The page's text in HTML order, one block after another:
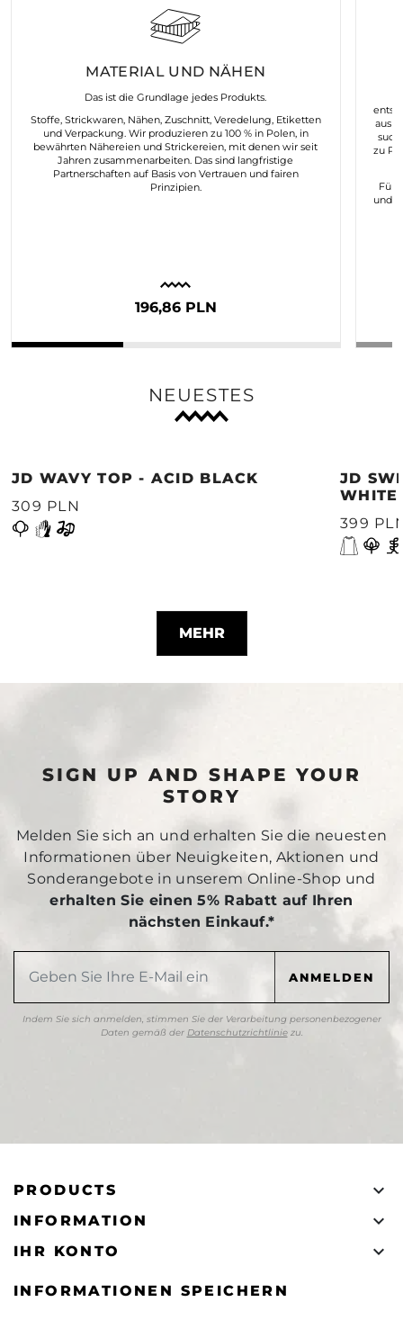
MATERIAL UND NÄHEN
Das ist die Grundlage jedes Produkts.
Stoffe, Strickwaren, Nähen, Zuschnitt, Veredelung, Etiketten
und Verpackung. Wir produzieren zu 100 % in Polen, in
bewährten Nähereien und Strickereien, mit denen wir seit
Jahren zusammenarbeiten. Das sind langfristige
Partnerschaften auf Basis von Vertrauen und fairen
Prinzipien.
196,86 PLN
aus
zu
Für
und
NEUESTES
JD WAVY TOP - ACID BLACK
309 PLN
JD
WHITE
399
MEHR
SIGN UP AND SHAPE YOUR
STORY
Melden Sie sich an und erhalten Sie die neuesten
Informationen über Neuigkeiten, Aktionen und
Sonderangebote in unserem Online-Shop und
erhalten Sie einen 5% Rabatt auf Ihren
nächsten Einkauf.*
Indem Sie sich anmelden, stimmen Sie der Verarbeitung personenbezogener
Daten gemäß der Datenschutzrichtliniezu.
PRODUCTS 
INFORMATION 
IHR KONTO 
INFORMATIONEN SPEICHERN